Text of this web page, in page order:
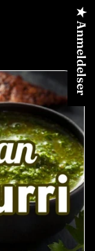
★ Anmeldelser